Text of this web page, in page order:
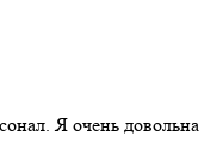
Я очень довольна